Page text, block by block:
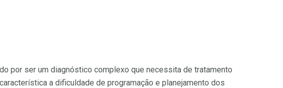
por ser um diagnóstico complexo que necessita de tratamento
a dificuldade de programação e planejamento dos